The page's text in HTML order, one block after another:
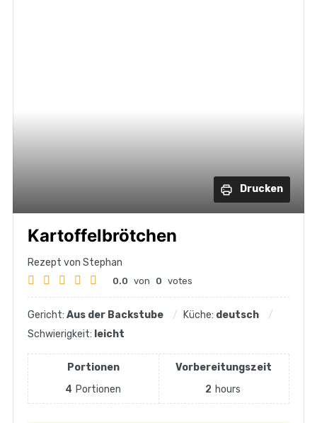
Drucken
Kartoffelbrötchen
Rezept von Stephan
0.0 von 0 votes
Gericht: Aus der Backstube Küche: deutsch
Schwierigkeit: leicht
Portionen
4 Portionen
Vorbereitungszeit
2 hours